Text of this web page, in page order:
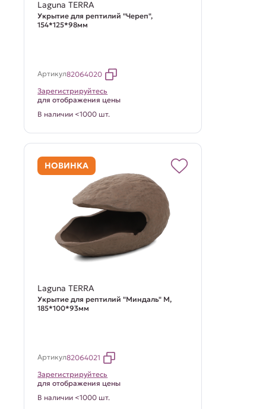
Laguna TERRA
Укрытие для рептилий "Череп",
154*125*98мм
Артикул82064020
Зарегистрируйтесь
для отображения цены
В наличии <1000 шт.
НОВИНКА
Laguna TERRA
Укрытие для рептилий "Миндаль" M,
185*100*93мм
Артикул82064021
Зарегистрируйтесь
для отображения цены
В наличии <1000 шт.